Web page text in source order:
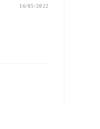
16/05/2022